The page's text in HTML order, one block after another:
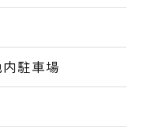
・202m
・・363m
駐車場